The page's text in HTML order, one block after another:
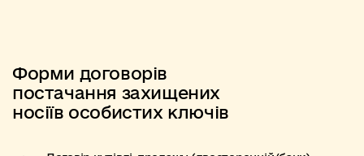
Форми договорів
постачання захищених
носіїв особистих ключів